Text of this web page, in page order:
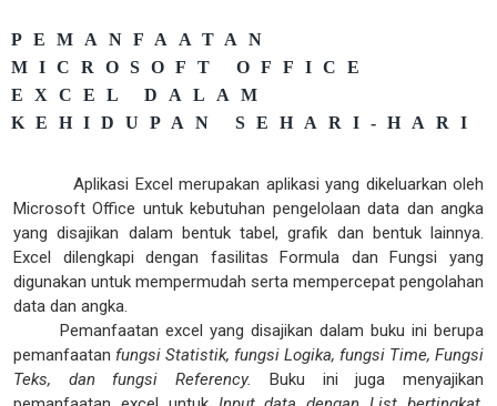
PEMANFAATAN
MICROSOFT OFFICE
EXCEL DALAM
KEHIDUPAN SEHARI-HARI
Aplikasi Excel merupakan aplikasi yang dikeluarkan oleh
Microsoft Office untuk kebutuhan pengelolaan data dan angka
yang disajikan dalam bentuk tabel, grafik dan bentuk lainnya.
Excel dilengkapi dengan fasilitas Formula dan Fungsi yang
digunakan untuk mempermudah serta mempercepat pengolahan
data dan angka.
Pemanfaatan excel yang disajikan dalam buku ini berupa
pemanfaatan fungsi Statistik, fungsi Logika, fungsi Time, Fungsi
Teks, dan fungsi Referency.
Buku ini juga menyajikan